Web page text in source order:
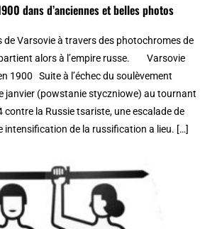
dans d’anciennes et belles photos
de Varsovie à travers des photochromes de
alors à l’empire russe. Varsovie
1900 Suite à l’échec du soulèvement
janvier (powstanie styczniowe) au tournant
contre la Russie tsariste, une escalade de
intensification de la russification a lieu. […]